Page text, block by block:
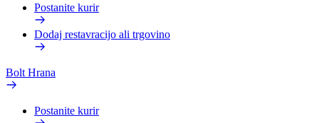
Postanite kurir
Dodaj restavracijo ali trgovino
Bolt Hrana
Postanite kurir